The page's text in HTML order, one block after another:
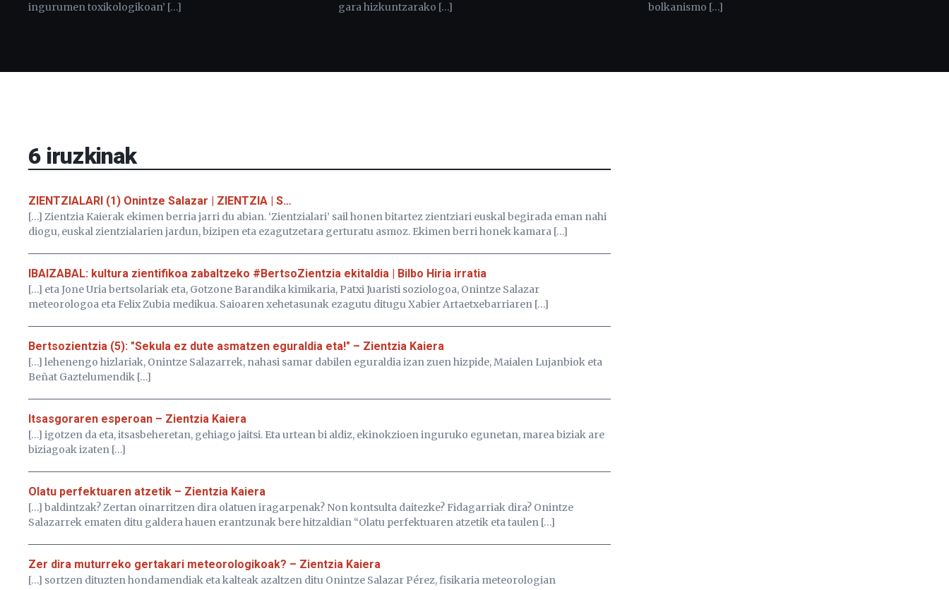
ingurumen toxikologikoan’ […]
gara hizkuntzarako […]
bolkanismo […]
6 iruzkinak
ZIENTZIALARI (1) Onintze Salazar | ZIENTZIA | S…
[…] Zientzia Kaierak ekimen berria jarri du abian. ‘Zientzialari’ sail honen bitartez zientziari euskal begirada eman nahi
diogu, euskal zientzialarien jardun, bizipen eta ezagutzetara gerturatu asmoz. Ekimen berri honek kamara […]
IBAIZABAL: kultura zientifikoa zabaltzeko #BertsoZientzia ekitaldia | Bilbo Hiria irratia
[…] eta Jone Uria bertsolariak eta, Gotzone Barandika kimikaria, Patxi Juaristi soziologoa, Onintze Salazar
meteorologoa eta Felix Zubia medikua. Saioaren xehetasunak ezagutu ditugu Xabier Artaetxebarriaren […]
Bertsozientzia (5): "Sekula ez dute asmatzen eguraldia eta!" – Zientzia Kaiera
[…] lehenengo hizlariak, Onintze Salazarrek, nahasi samar dabilen eguraldia izan zuen hizpide, Maialen Lujanbiok eta
Beñat Gaztelumendik […]
Itsasgoraren esperoan – Zientzia Kaiera
[…] igotzen da eta, itsasbeheretan, gehiago jaitsi. Eta urtean bi aldiz, ekinokzioen inguruko egunetan, marea biziak are
biziagoak izaten […]
Olatu perfektuaren atzetik – Zientzia Kaiera
[…] baldintzak? Zertan oinarritzen dira olatuen iragarpenak? Non kontsulta daitezke? Fidagarriak dira? Onintze
Salazarrek ematen ditu galdera hauen erantzunak bere hitzaldian “Olatu perfektuaren atzetik eta taulen […]
Zer dira muturreko gertakari meteorologikoak? – Zientzia Kaiera
[…] sortzen dituzten hondamendiak eta kalteak azaltzen ditu Onintze Salazar Pérez, fisikaria meteorologian